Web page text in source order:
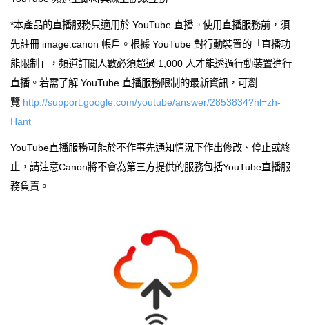
*本產品的直播服務只適用於 YouTube 直播。使用直播服務前，須
先註冊 image.canon 帳戶。根據 YouTube 對行動裝置的「直播功
能限制」，頻道訂閱人數必須超過 1,000 人才能透過行動裝置進行
直播。若需了解 YouTube 直播服務限制的最新資訊，可瀏
覽 http://support.google.com/youtube/answer/2853834?hl=zh-
Hant
YouTube直播服務可能於不作事先通知情況下作出修改、停止或終
止，請注意Canon將不會為第三方提供的服務包括YouTube直播服
務負責。